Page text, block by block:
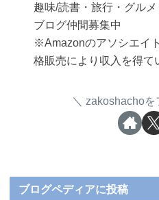
趣味/読書・旅行・グルメ
ブログ仲間募集中
※Amazonのアソシエイ
格販売により収入を得て
zakoshachoを
ブログペディアに投稿